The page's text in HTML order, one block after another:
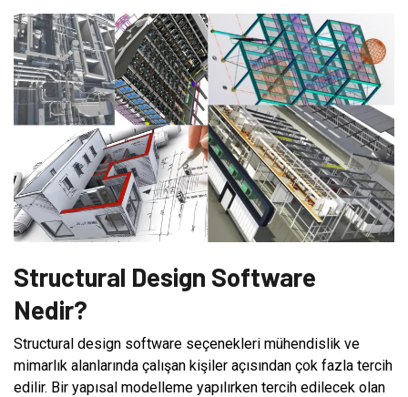
Structural Design Software
Nedir?
Structural design software seçenekleri mühendislik ve
mimarlık alanlarında çalışan kişiler açısından çok fazla tercih
edilir. Bir yapısal modelleme yapılırken tercih edilecek olan